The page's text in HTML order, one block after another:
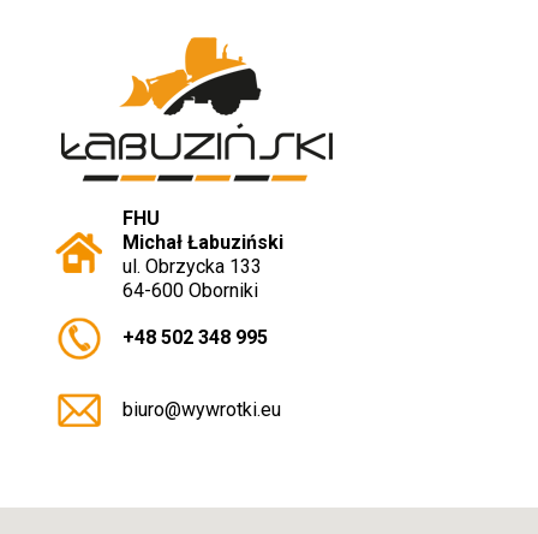
FHU
Michał Łabuziński
ul. Obrzycka 133
64-600 Oborniki
+48 502 348 995
biuro@wywrotki.eu